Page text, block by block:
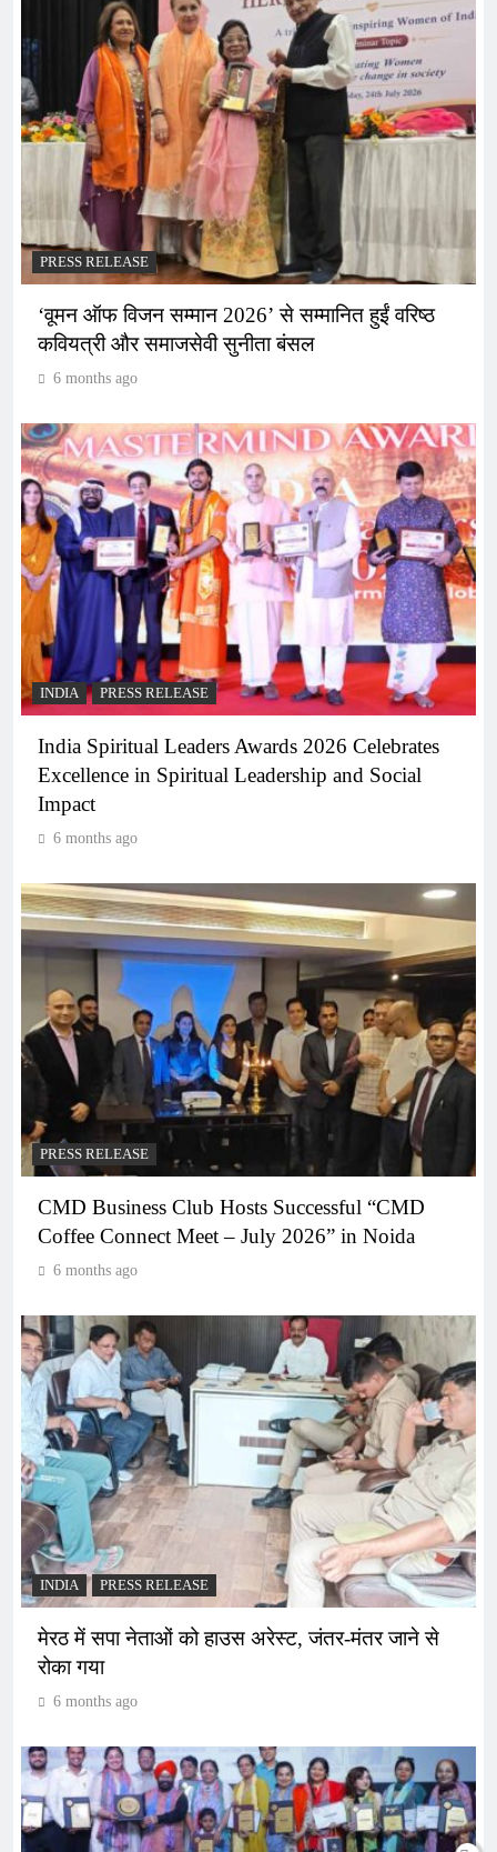
PRESS RELEASE
‘वूमन ऑफ विजन सम्मान 2026’ से सम्मानित हुईं वरिष्ठ
कवियत्री और समाजसेवी सुनीता बंसल
6 months ago
INDIA PRESS RELEASE
India Spiritual Leaders Awards 2026 Celebrates
Excellence in Spiritual Leadership and Social
Impact
6 months ago
PRESS RELEASE
CMD Business Club Hosts Successful “CMD
Coffee Connect Meet – July 2026” in Noida
6 months ago
INDIA PRESS RELEASE
मेरठ में सपा नेताओं को हाउस अरेस्ट, जंतर-मंतर जाने से
रोका गया
6 months ago